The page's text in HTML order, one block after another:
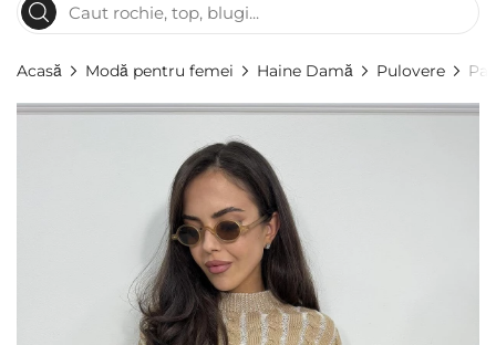
Acasă Modă pentru femei Haine Damă Pulovere
Skip